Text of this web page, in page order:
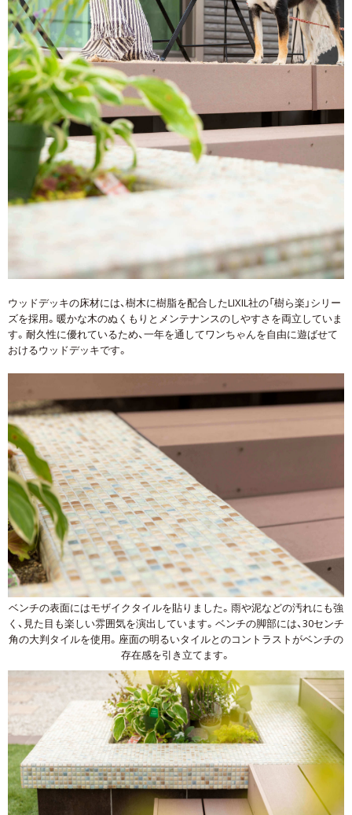
ウッドデッキの床材には、樹木に樹脂を配合したLIXIL社の「樹ら楽」シリー
ズを採用。暖かな木のぬくもりとメンテナンスのしやすさを両立していま
す。耐久性に優れているため、一年を通してワンちゃんを自由に遊ばせて
おけるウッドデッキです。
ベンチの表面にはモザイクタイルを貼りました。雨や泥などの汚れにも強
く、見た目も楽しい雰囲気を演出しています。ベンチの脚部には、30センチ
角の大判タイルを使用。座面の明るいタイルとのコントラストがベンチの
存在感を引き立てます。